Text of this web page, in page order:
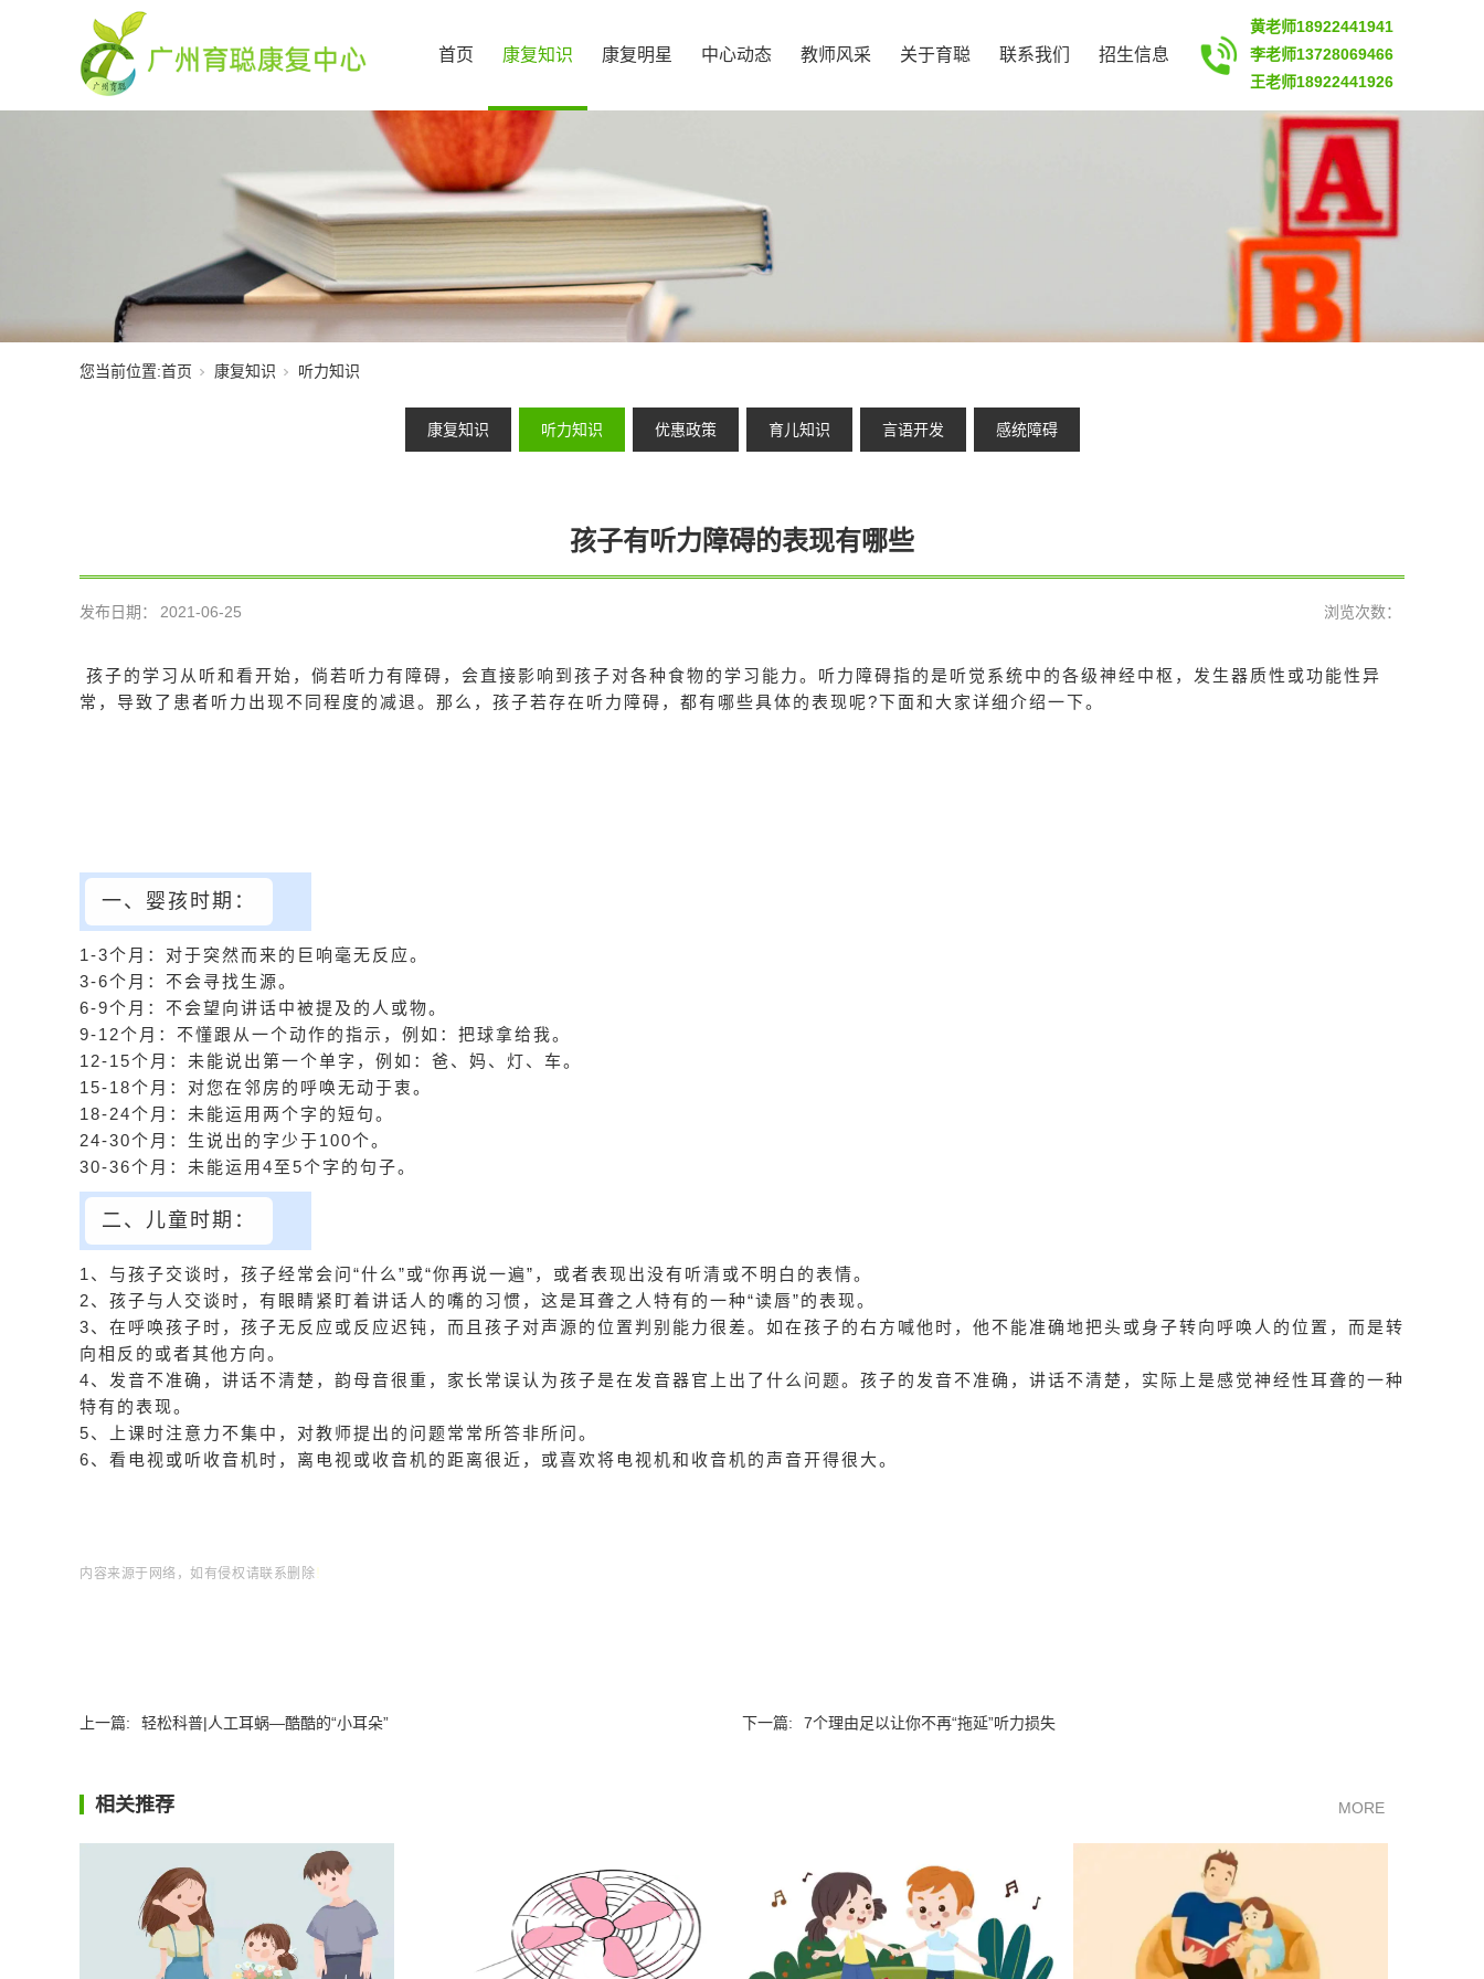
首页 康复知识 康复明星 中心动态 教师风采 关于育聪 联系我们 招生信息
黄老师18922441941
李老师13728069466
王老师18922441926
您当前位置:首页 康复知识 听力知识
康复知识 听力知识 优惠政策 育儿知识 言语开发 感统障碍
孩子有听力障碍的表现有哪些
发布日期： 2021-06-25 浏览次数：
孩子的学习从听和看开始，倘若听力有障碍，会直接影响到孩子对各种食物的学习能力。听力障碍指的是听觉系统中的各级神经中枢，发生器质性或功能性异
常，导致了患者听力出现不同程度的减退。那么，孩子若存在听力障碍，都有哪些具体的表现呢?下面和大家详细介绍一下。
一、婴孩时期：
1-3个月：对于突然而来的巨响毫无反应。
3-6个月：不会寻找生源。
6-9个月：不会望向讲话中被提及的人或物。
9-12个月：不懂跟从一个动作的指示，例如：把球拿给我。
12-15个月：未能说出第一个单字，例如：爸、妈、灯、车。
15-18个月：对您在邻房的呼唤无动于衷。
18-24个月：未能运用两个字的短句。
24-30个月：生说出的字少于100个。
30-36个月：未能运用4至5个字的句子。
二、儿童时期：
1、与孩子交谈时，孩子经常会问“什么”或“你再说一遍”，或者表现出没有听清或不明白的表情。
2、孩子与人交谈时，有眼睛紧盯着讲话人的嘴的习惯，这是耳聋之人特有的一种“读唇”的表现。
3、在呼唤孩子时，孩子无反应或反应迟钝，而且孩子对声源的位置判别能力很差。如在孩子的右方喊他时，他不能准确地把头或身子转向呼唤人的位置，而是转
向相反的或者其他方向。
4、发音不准确，讲话不清楚，韵母音很重，家长常误认为孩子是在发音器官上出了什么问题。孩子的发音不准确，讲话不清楚，实际上是感觉神经性耳聋的一种
特有的表现。
5、上课时注意力不集中，对教师提出的问题常常所答非所问。
6、看电视或听收音机时，离电视或收音机的距离很近，或喜欢将电视机和收音机的声音开得很大。
内容来源于网络，如有侵权请联系删除！
上一篇: 轻松科普|人工耳蜗—酷酷的“小耳朵” 下一篇: 7个理由足以让你不再“拖延”听力损失
相关推荐 MORE